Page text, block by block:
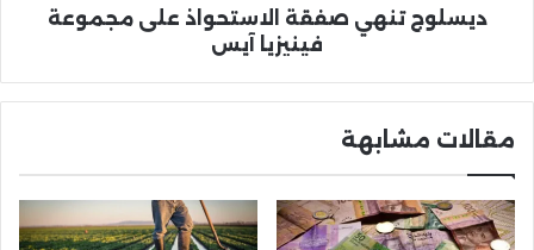
ديسلوج تنهي صفقة الاستحواذ على مجموعة
فينيزيا آيس
مقالات مشابهة